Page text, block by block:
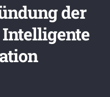
der